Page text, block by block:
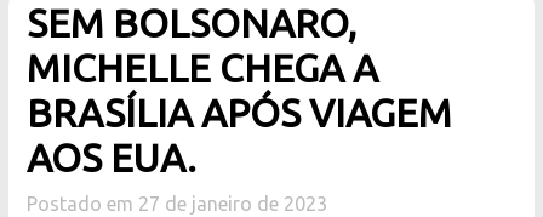
SEM BOLSONARO,
MICHELLE CHEGA A
BRASÍLIA APÓS VIAGEM
AOS EUA.
Postado em 27 de janeiro de 2023